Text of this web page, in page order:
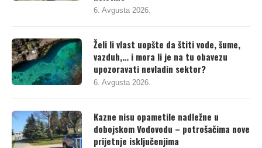
6. Avgusta 2026.
Želi li vlast uopšte da štiti vode, šume,
vazduh,… i mora li je na tu obavezu
upozoravati nevladin sektor?
6. Avgusta 2026.
Kazne nisu opametile nadležne u
dobojskom Vodovodu – potrošačima nove
prijetnje isključenjima